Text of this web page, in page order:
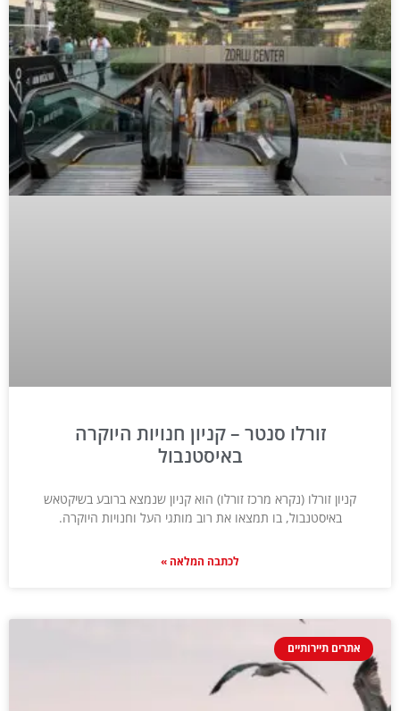
זורלו סנטר – קניון חנויות היוקרה
באיסטנבול
קניון זורלו (נקרא מרכז זורלו) הוא קניון שנמצא ברובע בשיקטאש
באיסטנבול, בו תמצאו את רוב מותגי העל וחנויות היוקרה.
לכתבה המלאה »
אתרים תיירותיים